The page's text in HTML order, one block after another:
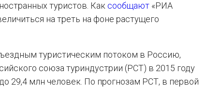
туристов. Как сообщают «РИА
на треть на фоне растущего
туристическим потоком в Россию,
союза туриндустрии (РСТ) в 2015 году
29,4 млн человек. По прогнозам РСТ, в первой